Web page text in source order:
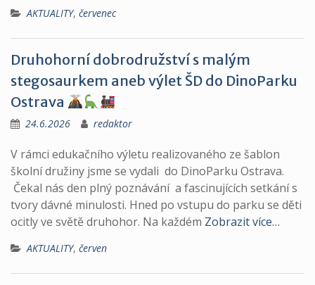
AKTUALITY, červenec
Druhohorní dobrodružství s malým
stegosaurkem aneb výlet ŠD do DinoParku
Ostrava
24.6.2026 redaktor
V rámci edukačního výletu realizovaného ze šablon
školní družiny jsme se vydali do DinoParku Ostrava.
Čekal nás den plný poznávání a fascinujících setkání s
tvory dávné minulosti. Hned po vstupu do parku se děti
ocitly ve světě druhohor. Na každém Zobrazit více…
AKTUALITY, červen